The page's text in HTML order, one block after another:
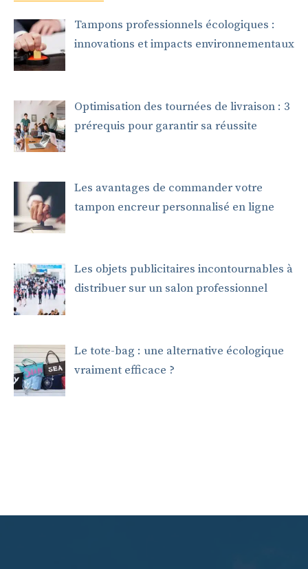
Tampons professionnels écologiques :
innovations et impacts environnementaux
Optimisation des tournées de livraison : 3
prérequis pour garantir sa réussite
Les avantages de commander votre
tampon encreur personnalisé en ligne
Les objets publicitaires incontournables à
distribuer sur un salon professionnel
Le tote-bag : une alternative écologique
vraiment efficace ?